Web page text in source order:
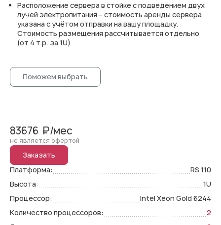
Расположение сервера в стойке с подведением двух
лучей электропитания – стоимость аренды сервера
указана с учётом отправки на вашу площадку.
Стоимость размещения рассчитывается отдельно
(от 4 т.р. за 1U)
Поможем выбрать
Платформа:
RS 110
Высота:
1U
Процессор:
Intel Xeon Gold 6244
Количество процессоров:
2
83676 ₽/мес
не является офертой
Заказать